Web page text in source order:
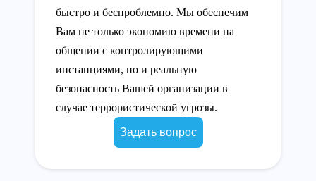
быстро и беспроблемно. Мы обеспечим
Вам не только экономию времени на
общении с контролирующими
инстанциями, но и реальную
безопасность Вашей организации в
случае террористической угрозы.
Задать вопрос